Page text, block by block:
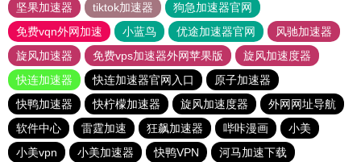
坚果加速器
tiktok加速器
狗急加速器官网
免费vqn外网加速
小蓝鸟 优途加速器官网
风驰加速器
旋风加速器
免费vps加速器外网苹果版
旋风加速度器
快连加速器
快连加速器官网入口
原子加速器
快鸭加速器
快柠檬加速器 旋风加速度器
外网网址导航
软件中心
雷霆加速 狂飙加速器 哔咔漫画
小美
小美vpn
小美加速器 快鸭VPN
河马加速下载